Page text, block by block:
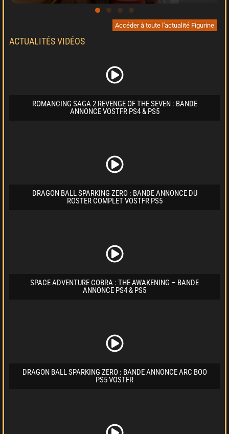
Accéder à toute l'actualité Figurine
ACTUALITÉS VIDÉOS
ROMANCING SAGA 2 REVENGE OF THE SEVEN : BANDE
ANNONCE VOSTFR PS4 & PS5
DRAGON BALL SPARKING ZERO : BANDE ANNONCE DU
ROSTER COMPLET VOSTFR PS5
SPACE ADVENTURE COBRA : THE AWAKENING – BANDE
ANNONCE PS4 & PS5
DRAGON BALL SPARKING ZERO : BANDE ANNONCE ARC BOO
PS5 VOSTFR